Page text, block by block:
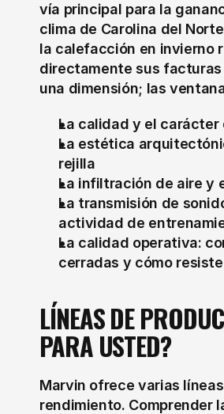
vía principal para la
clima de Carolina del
la calefacción en invierno
directamente sus facturas
una dimensión; las
La calidad y el
La estética
rejilla
La infiltración de aire y
La transmisión de
actividad de
La calidad operativa:
cerradas y cómo
LÍNEAS DE
PARA USTED?
Marvin ofrece varias
rendimiento. Comprender